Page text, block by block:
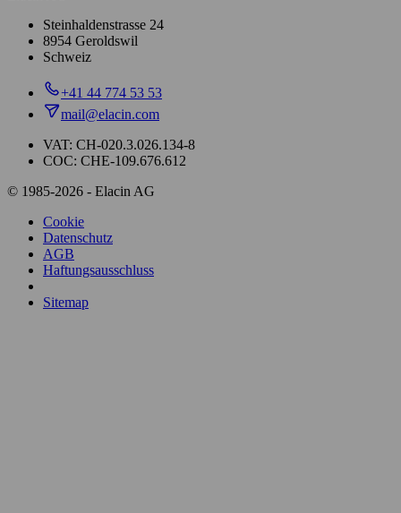
Steinhaldenstrasse 24
8954 Geroldswil
Schweiz
+41 44 774 53 53
mail@elacin.com
VAT: CH-020.3.026.134-8
COC: CHE-109.676.612
© 1985-2026 - Elacin AG
Cookie
Datenschutz
AGB
Haftungsausschluss
Sitemap